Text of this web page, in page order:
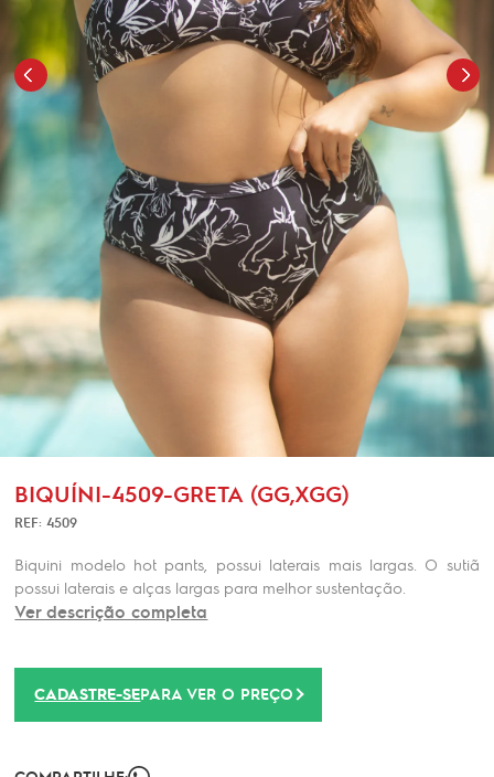
BIQUÍNI-4509-GRETA (GG,XGG)
REF: 4509
Biquini modelo hot pants, possui laterais mais largas. O sutiã
possui laterais e alças largas para melhor sustentação.
Ver descrição completa
CADASTRE-SEPARA VER O PREÇO